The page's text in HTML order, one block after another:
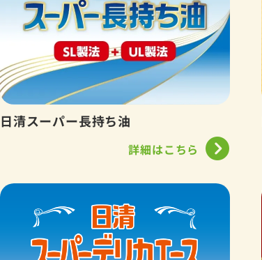
日清スーパー長持ち油
詳細はこちら